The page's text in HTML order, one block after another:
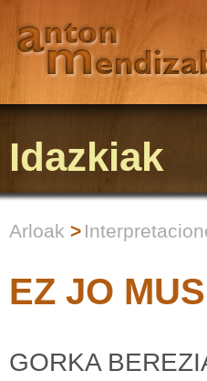
Idazkiak
Arloak >
EZ JO
GORKA